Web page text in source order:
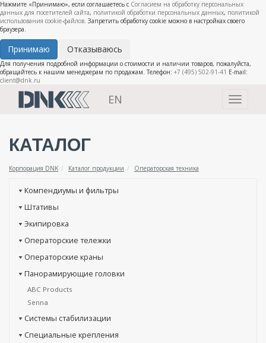
Нажмите «Принимаю», если соглашаетесь с Согласием на обработку персональных
данных для посетителей сайта, политикой обработки персональных данных, политикой
использования cookie-файлов. Запретить обработку cookie можно в настройках своего
браузера.
Принимаю Отказываюсь
Для получения подробной информации о стоимости и наличии товаров, пожалуйста,
обращайтесь к нашим менеджерам по продажам. Телефон: +7 (495) 502-91-41 E-mail:
client@dnk.ru
Toggle
EN
КАТАЛОГ
Корпорация DNK Каталог продукции Операторская техника
Компендиумы и фильтры
Штативы
Экипировка
Операторские тележки
Операторские краны
Панорамирующие головки
ABC Products
Senna
Системы стабилизации
Специальные крепления